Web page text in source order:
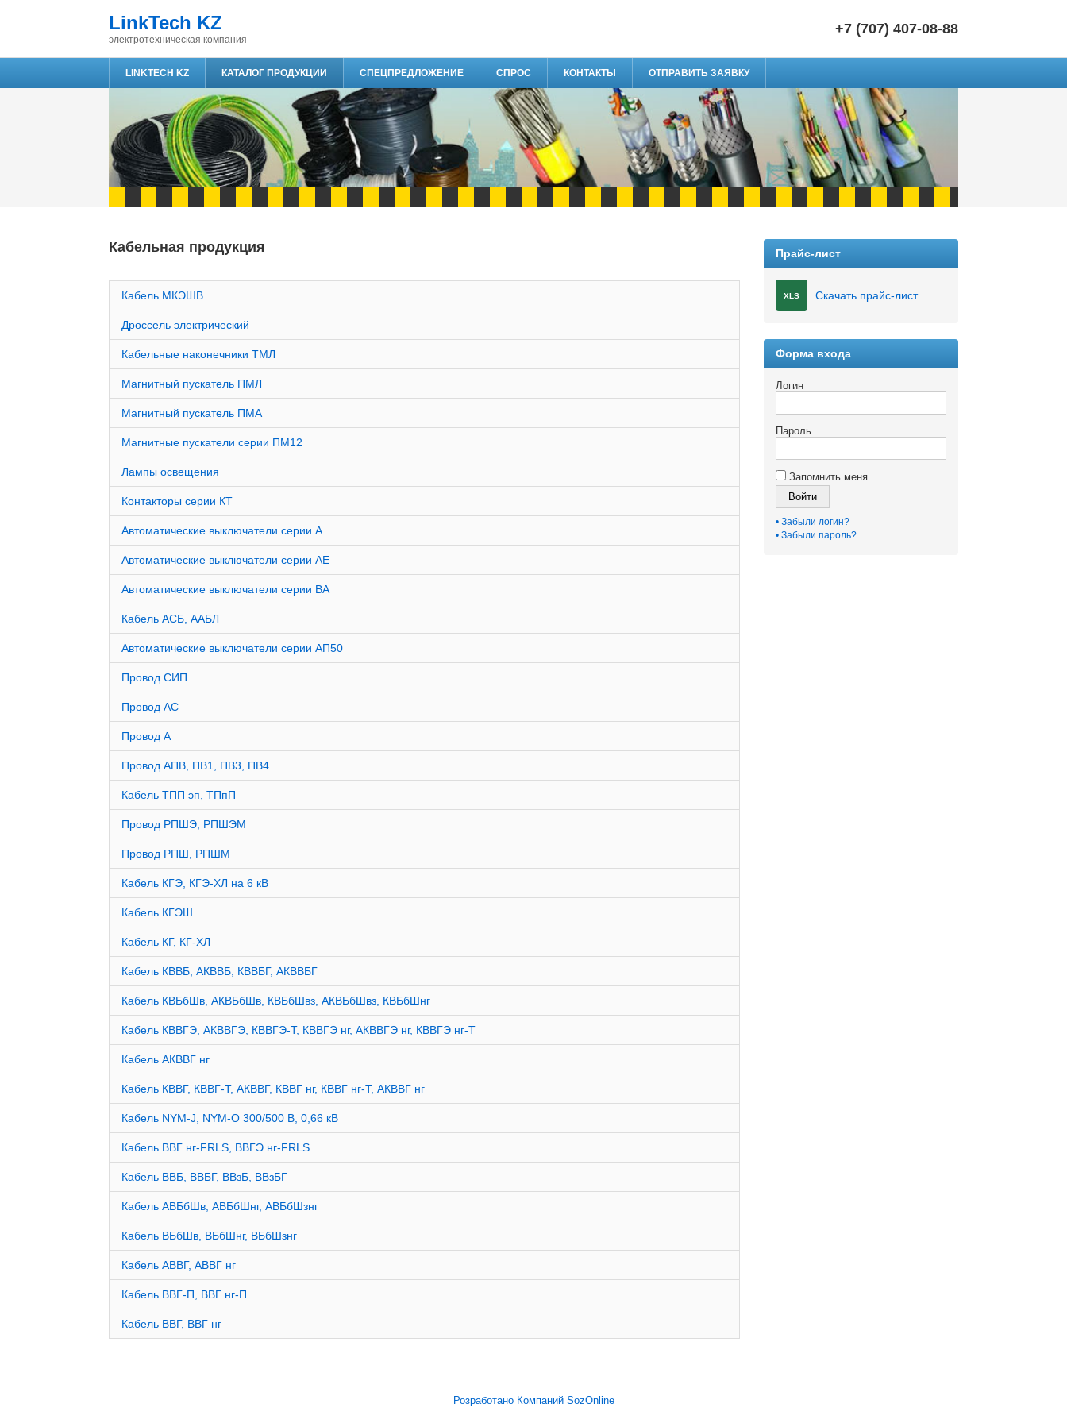
LinkTech KZ
электротехническая компания
+7 (707) 407-08-88
LINKTECH KZ КАТАЛОГ ПРОДУКЦИИ СПЕЦПРЕДЛОЖЕНИЕ СПРОС КОНТАКТЫ ОТПРАВИТЬ ЗАЯВКУ
Кабельная продукция
Кабель МКЭШВ
Дроссель электрический
Кабельные наконечники ТМЛ
Магнитный пускатель ПМЛ
Магнитный пускатель ПМА
Магнитные пускатели серии ПМ12
Лампы освещения
Контакторы серии КТ
Автоматические выключатели серии А
Автоматические выключатели серии АЕ
Автоматические выключатели серии ВА
Кабель АСБ, ААБЛ
Автоматические выключатели серии АП50
Провод СИП
Провод АС
Провод А
Провод АПВ, ПВ1, ПВ3, ПВ4
Кабель ТПП эп, ТПпП
Провод РПШЭ, РПШЭМ
Провод РПШ, РПШМ
Кабель КГЭ, КГЭ-ХЛ на 6 кВ
Кабель КГЭШ
Кабель КГ, КГ-ХЛ
Кабель КВВБ, АКВВБ, КВВБГ, АКВВБГ
Кабель КВБбШв, АКВБбШв, КВБбШвз, АКВБбШвз, КВБбШнг
Кабель КВВГЭ, АКВВГЭ, КВВГЭ-Т, КВВГЭ нг, АКВВГЭ нг, КВВГЭ нг-Т
Кабель АКВВГ нг
Кабель КВВГ, КВВГ-Т, АКВВГ, КВВГ нг, КВВГ нг-Т, АКВВГ нг
Кабель NYM-J, NYM-O 300/500 В, 0,66 кВ
Кабель ВВГ нг-FRLS, ВВГЭ нг-FRLS
Кабель ВВБ, ВВБГ, ВВзБ, ВВзБГ
Кабель АВБбШв, АВБбШнг, АВБбШзнг
Кабель ВБбШв, ВБбШнг, ВБбШзнг
Кабель АВВГ, АВВГ нг
Кабель ВВГ-П, ВВГ нг-П
Кабель ВВГ, ВВГ нг
Прайс-лист
XLS Скачать прайс-лист
Форма входа
Логин
Пароль
Запомнить меня
Войти
• Забыли логин?
• Забыли пароль?
Розработано Компаний SozOnline